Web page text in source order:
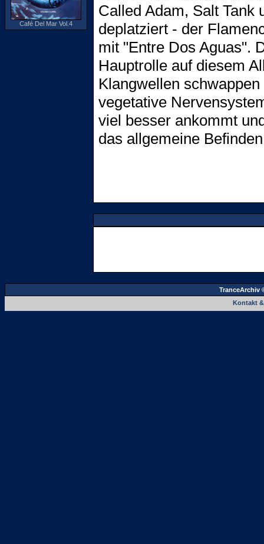
Café Del Mar Vol.4
Called Adam, Salt Tank
deplatziert - der
mit "Entre Dos Aguas".
Hauptrolle auf diesem
Klangwellen
vegetative
viel besser ankommt
das allgemeine
TranceArchiv
Kontakt